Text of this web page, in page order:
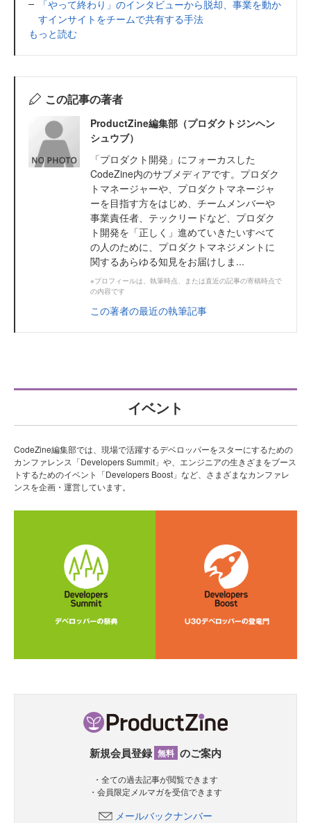
「やって終わり」のインタビューから脱却、事業を動か
すインサイトをチームで共有する手法
もっと読む
この記事の著者
ProductZine編集部（プロダクトジンヘン
シュウブ）
「プロダクト開発」にフォーカスした
CodeZine内のサブメディアです。プロダク
トマネージャーや、プロダクトマネージャ
ーを目指す方をはじめ、チームメンバーや
事業責任者、テックリードなど、プロダク
ト開発を「正しく」進めていきたいすべて
の人のために、プロダクトマネジメントに
関するあらゆる知見をお届けしま...
※プロフィールは、執筆時点、または直近の記事の寄稿時点で
の内容です
この著者の最近の執筆記事
イベント
CodeZine編集部では、現場で活躍するデベロッパーをスターにするための
カンファレンス「Developers Summit」や、エンジニアの生きざまをブース
トするためのイベント「Developers Boost」など、さまざまなカンファレ
ンスを企画・運営しています。
新規会員登録 無料 のご案内
・全ての過去記事が閲覧できます
・会員限定メルマガを受信できます
メールバックナンバー